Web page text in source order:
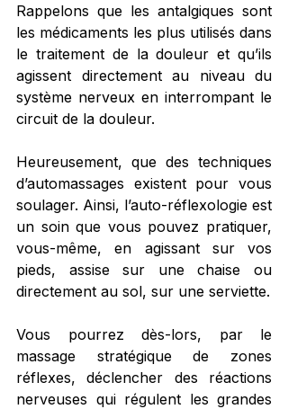
Rappelons que les antalgiques sont
les médicaments les plus utilisés dans
le traitement de la douleur et qu’ils
agissent directement au niveau du
système nerveux en interrompant le
circuit de la douleur.
Heureusement, que des techniques
d’automassages existent pour vous
soulager. Ainsi, l’auto-réflexologie est
un soin que vous pouvez pratiquer,
vous-même, en agissant sur vos
pieds, assise sur une chaise ou
directement au sol, sur une serviette.
Vous pourrez dès-lors, par le
massage stratégique de zones
réflexes, déclencher des réactions
nerveuses qui régulent les grandes